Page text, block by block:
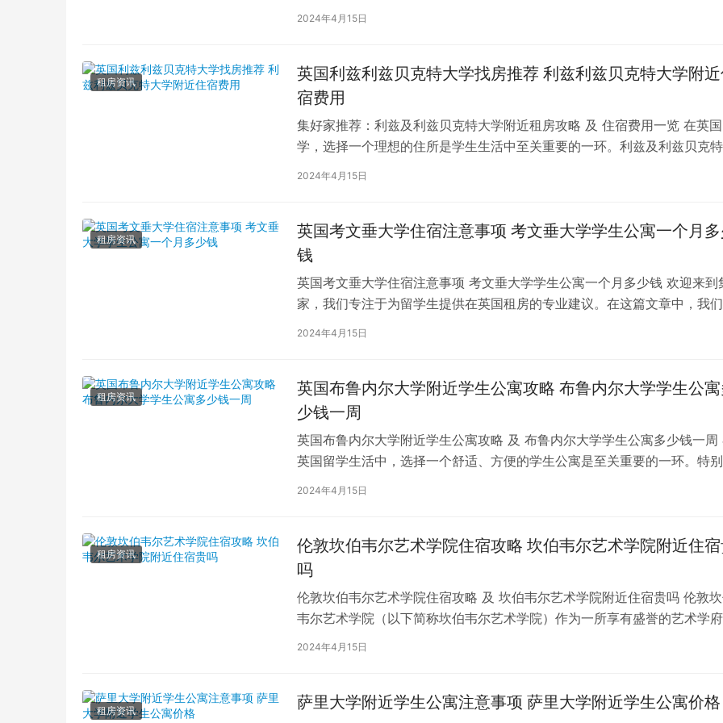
2024年4月15日
租房资讯
英国利兹利兹贝克特大学找房推荐 利兹利兹贝克特大学附
宿费用
集好家推荐：利兹及利兹贝克特大学附近租房攻略 及 住宿费用一览 在英
学，选择一个理想的住所是学生生活中至关重要的一环。利兹及利兹贝克特
学（以下简称利兹贝大）作为英国一所卓越的…
2024年4月15日
租房资讯
英国考文垂大学住宿注意事项 考文垂大学学生公寓一个月
钱
英国考文垂大学住宿注意事项 考文垂大学学生公寓一个月多少钱 欢迎来到
家，我们专注于为留学生提供在英国租房的专业建议。在这篇文章中，我们
深入探讨英国考文垂大学住宿的注意事项，以…
2024年4月15日
租房资讯
英国布鲁内尔大学附近学生公寓攻略 布鲁内尔大学学生公寓
少钱一周
英国布鲁内尔大学附近学生公寓攻略 及 布鲁内尔大学学生公寓多少钱一周
英国留学生活中，选择一个舒适、方便的学生公寓是至关重要的一环。特别
2024年4月15日
租房资讯
伦敦坎伯韦尔艺术学院住宿攻略 坎伯韦尔艺术学院附近住
吗
伦敦坎伯韦尔艺术学院住宿攻略 及 坎伯韦尔艺术学院附近住宿贵吗 伦敦
韦尔艺术学院（以下简称坎伯韦尔艺术学院）作为一所享有盛誉的艺术学府
吸引了全球各地的学子前来学习。而对于即将…
2024年4月15日
租房资讯 萨里大学附近学生公寓注意事项 萨里大学附近学生公寓价格